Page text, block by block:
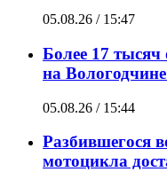
05.08.26 / 15:47
Более 17 тысяч
на
05.08.26 / 15:44
Разбившегося
мотоцикла